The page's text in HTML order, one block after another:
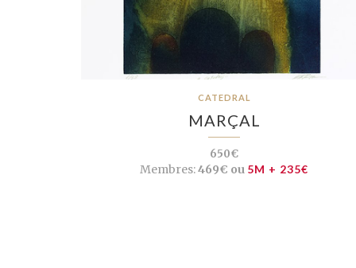
CATEDRAL
MARÇAL
650€
Membres:469€ ou 5M + 235€